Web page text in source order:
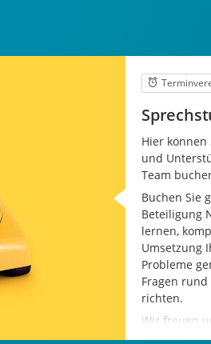
Hier
und
Team
Buchen Sie
Beteiligung
lernen,
Umsetzung
Probleme
Fragen
richten.
Wir freuen